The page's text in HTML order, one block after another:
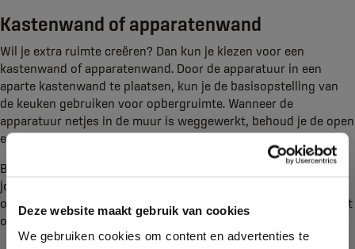
Deze website maakt gebruik van cookies
We gebruiken cookies om content en advertenties te
Kastenwand of apparatenwand
Wil je extra ruimte creëren? Dan kun je kiezen voor een
kastenwand of apparatenwand. Door de apparatuur in een
aparte kastenwand te plaatsen, kun je de basisopstelling van
de keuken gebruiken voor opbergruimte. Wanneer de
apparatuur netjes in de muur is weggewerkt, behoud je de open
en ruimtelijke uitstraling van jouw keuken.
Bij Kroon Keukens & Badkamers adviseren we je graag over
jouw nieuwe keuken, de juiste opstelling, en hoe je voldoende
opbergruimte behoudt. Neem voor meer informatie contact met
ons op of kom langs in onze